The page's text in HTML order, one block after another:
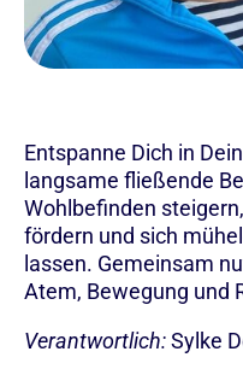
Entspanne Dich in
langsame fließende
Wohlbefinden
fördern und sich
lassen. Gemeinsam
Atem, Bewegung und
Verantwortlich:Sylke